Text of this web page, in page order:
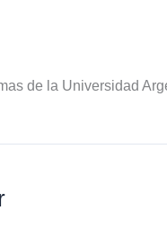
de la Universidad